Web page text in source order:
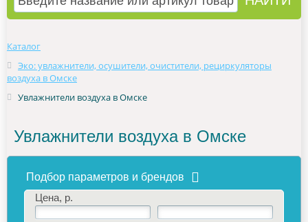
Каталог
Эко: увлажнители, осушители, очистители, рециркуляторы
воздуха в Омске
Увлажнители воздуха в Омске
Увлажнители воздуха в Омске
Подбор параметров и брендов
Цена, р.